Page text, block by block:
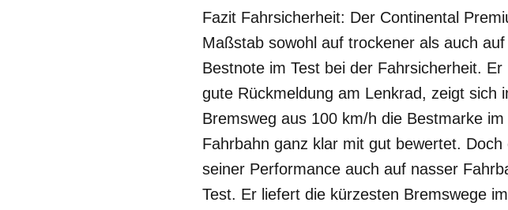
Fazit Fahrsicherheit: Der Continental
Maßstab sowohl auf trockener als auch
Bestnote im Test bei der Fahrsicherheit.
gute Rückmeldung am Lenkrad, zeigt sich
Bremsweg aus 100 km/h die Bestmarke
Fahrbahn ganz klar mit gut bewertet.
seiner Performance auch auf nasser
Test. Er liefert die kürzesten Bremswege